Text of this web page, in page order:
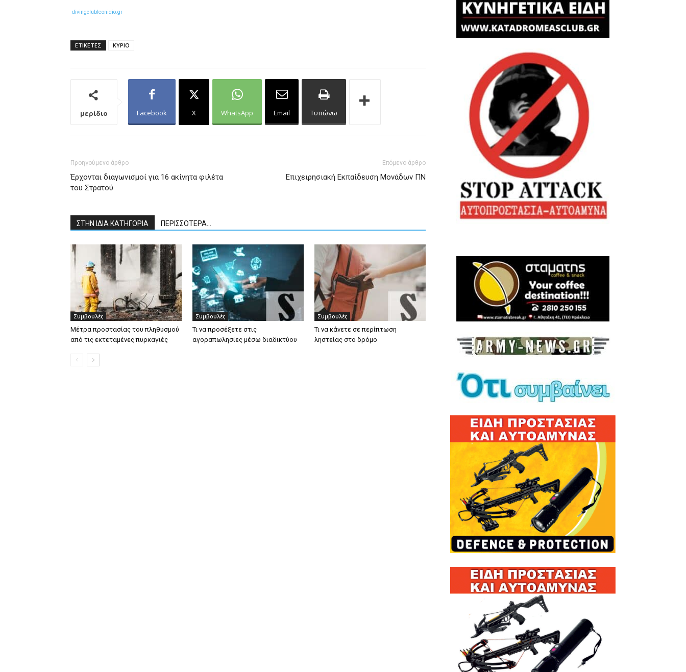
divingclubleonidio.gr
ΕΤΙΚΕΤΕΣ ΚΥΡΙΟ
μερίδιο Facebook X WhatsApp Email Τυπώνω
Προηγούμενο άρθρο
Έρχονται διαγωνισμοί για 16 ακίνητα φιλέτα
του Στρατού
Επόμενο άρθρο
Επιχειρησιακή Εκπαίδευση Μονάδων ΠΝ
ΣΤΗΝ ΙΔΙΑ ΚΑΤΗΓΟΡΙΑ ΠΕΡΙΣΣΟΤΕΡΑ...
Συμβουλές
Μέτρα προστασίας του πληθυσμού
από τις εκτεταμένες πυρκαγιές
Συμβουλές
Τι να προσέξετε στις
αγοραπωλησίες μέσω διαδικτύου
Συμβουλές
Τι να κάνετε σε περίπτωση
ληστείας στο δρόμο